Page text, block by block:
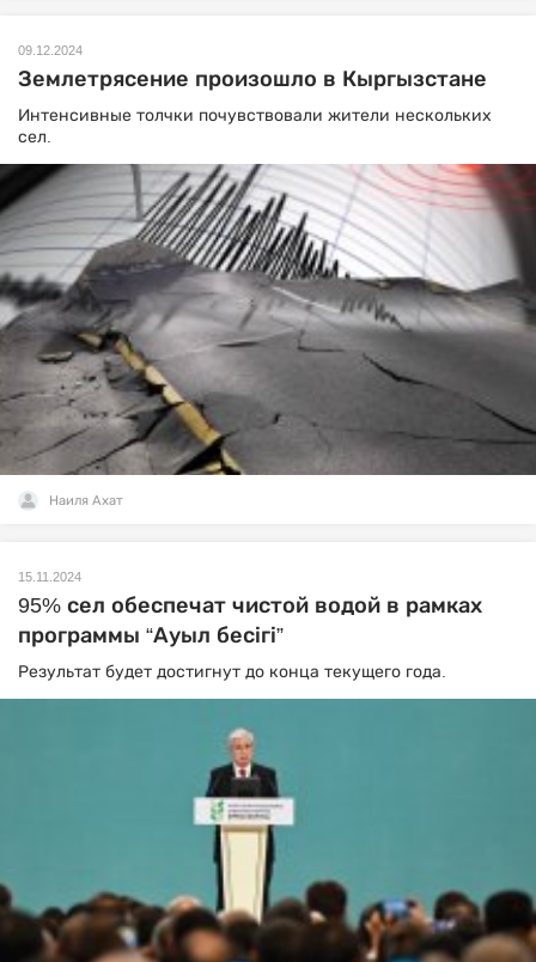
09.12.2024
Землетрясение произошло в Кыргызстане
Интенсивные толчки почувствовали жители нескольких
сел.
Наиля Ахат
15.11.2024
95% сел обеспечат чистой водой в рамках
программы “Ауыл бесігі”
Результат будет достигнут до конца текущего года.